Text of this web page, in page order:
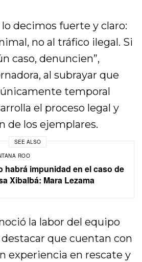
lo decimos fuerte y claro:
no al tráfico ilegal. Si
caso, denuncien”,
al subrayar que
temporal
el proceso legal y
de los ejemplares.
SEE ALSO
ROO
habrá impunidad en el caso de
Xibalbá: Mara Lezama
la labor del equipo
que cuentan con
experiencia en rescate y